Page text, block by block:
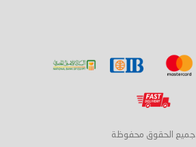
جميع الحقوق محفوظة